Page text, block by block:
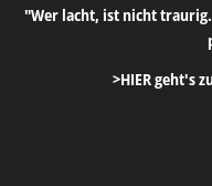
"Wer lacht, ist nicht
>HIER geht's